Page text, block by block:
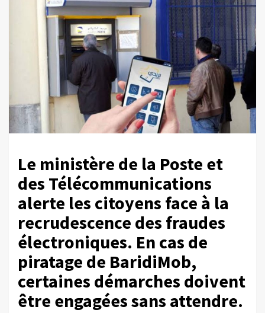
Le ministère de la Poste et
des Télécommunications
alerte les citoyens face à la
recrudescence des fraudes
électroniques. En cas de
piratage de BaridiMob,
certaines démarches doivent
être engagées sans attendre.